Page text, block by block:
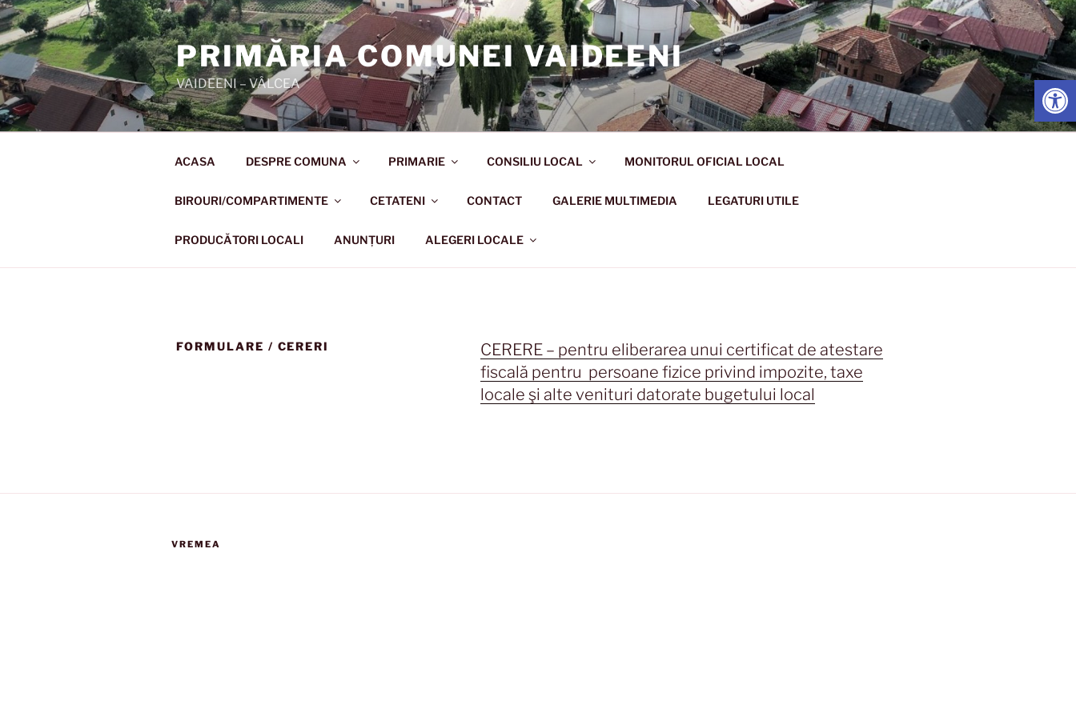
Skip
to
content
PRIMĂRIA COMUNEI VAIDEENI
VAIDEENI – VÂLCEA
ACASA DESPRE COMUNA PRIMARIE CONSILIU LOCAL MONITORUL OFICIAL LOCAL
BIROURI/COMPARTIMENTE CETATENI CONTACT GALERIE MULTIMEDIA LEGATURI UTILE
PRODUCĂTORI LOCALI ANUNȚURI ALEGERI LOCALE
FORMULARE / CERERI
CERERE – pentru eliberarea unui certificat de atestare
fiscală pentru persoane fizice privind impozite, taxe
locale şi alte venituri datorate bugetului local
VREMEA